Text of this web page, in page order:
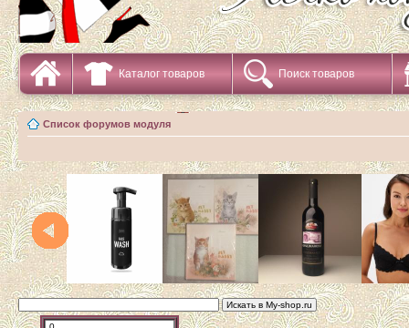
Каталог товаров Поиск товаров
Список форумов модуля